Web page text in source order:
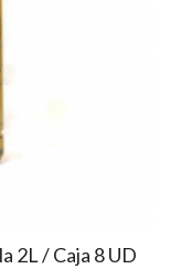
2L / Caja 8 UD